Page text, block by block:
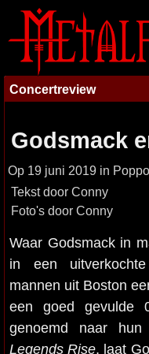
Concertreview
Godsmack
Op 19 juni 2019 in
Tekst door Conny
Foto's door Conny
Waar Godsmack in
in een
mannen uit Boston
een goed gevulde
genoemd naar hun
Legends Rise, laat